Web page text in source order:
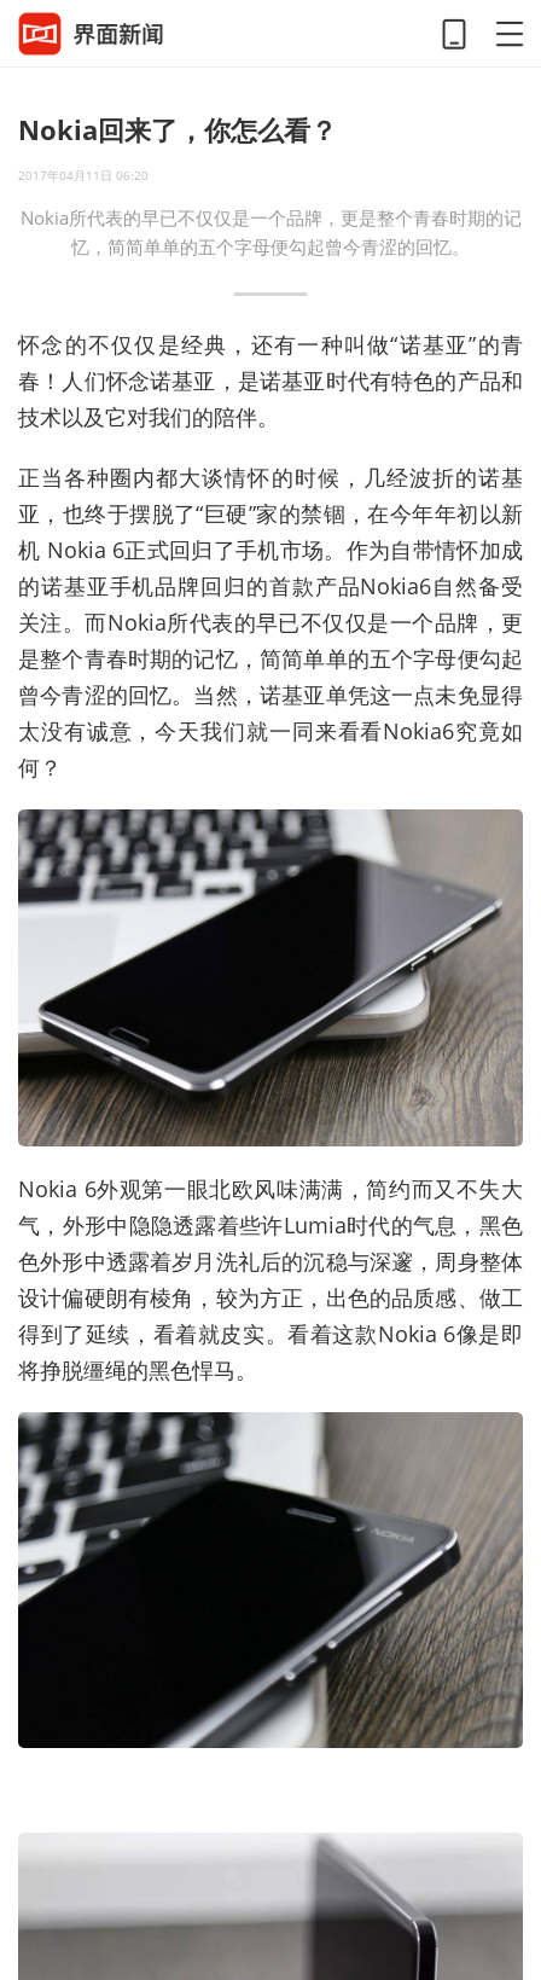
Nokia回来了，你怎么看？
2017年04月11日 06:20
Nokia所代表的早已不仅仅是一个品牌，更是整个青春时期的记
忆，简简单单的五个字母便勾起曾今青涩的回忆。
怀念的不仅仅是经典，还有一种叫做“诺基亚”的青
春！人们怀念诺基亚，是诺基亚时代有特色的产品和
技术以及它对我们的陪伴。
正当各种圈内都大谈情怀的时候，几经波折的诺基
亚，也终于摆脱了“巨硬”家的禁锢，在今年年初以新
机 Nokia 6正式回归了手机市场。作为自带情怀加成
的诺基亚手机品牌回归的首款产品Nokia6自然备受
关注。而Nokia所代表的早已不仅仅是一个品牌，更
是整个青春时期的记忆，简简单单的五个字母便勾起
曾今青涩的回忆。当然，诺基亚单凭这一点未免显得
太没有诚意，今天我们就一同来看看Nokia6究竟如
何？
Nokia 6外观第一眼北欧风味满满，简约而又不失大
气，外形中隐隐透露着些许Lumia时代的气息，黑色
色外形中透露着岁月洗礼后的沉稳与深邃，周身整体
设计偏硬朗有棱角，较为方正，出色的品质感、做工
得到了延续，看着就皮实。看着这款Nokia 6像是即
将挣脱缰绳的黑色悍马。